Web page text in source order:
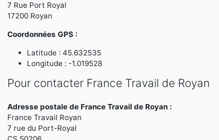
7 Rue Port Royal
17200 Royan
Coordonnées GPS :
Latitude : 45.632535
Longitude : -1.019528
Pour contacter France Travail de Royan
Adresse postale de France Travail de Royan :
France Travail Royan
7 rue du Port-Royal